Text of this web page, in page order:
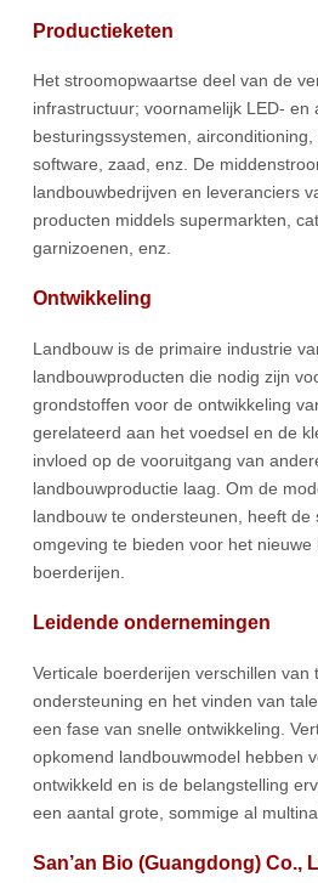
Productieketen
Het stroomopwaartse deel van de
infrastructuur; voornamelijk LED-
besturingssystemen,
software, zaad, enz. De
landbouwbedrijven en leveranciers
producten middels supermarkten,
garnizoenen, enz.
Ontwikkeling
Landbouw is de primaire industrie
landbouwproducten die nodig zijn
grondstoffen voor de ontwikkeling
gerelateerd aan het voedsel en de
invloed op de vooruitgang van
landbouwproductie laag. Om de
landbouw te ondersteunen, heeft
omgeving te bieden voor het
boerderijen.
Leidende ondernemingen
Verticale boerderijen verschillen
ondersteuning en het vinden van
een fase van snelle ontwikkeling.
opkomend landbouwmodel hebben
ontwikkeld en is de belangstelling
een aantal grote, sommige al
San’an Bio (Guangdong) Co.,